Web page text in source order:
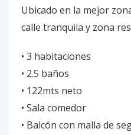
Ubicado en la mejor
calle tranquila y zona
•⁠ ⁠3 habitaciones
•⁠ ⁠2.5 baños
•⁠ ⁠⁠122mts neto
•⁠ ⁠Sala comedor
•⁠ ⁠Balcón con malla de